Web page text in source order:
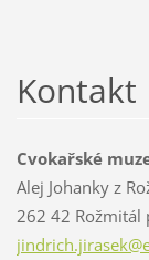
Kontakt
Cvokařské
Alej Johanky z
262 42 Rožmitál
jindrich.jirasek